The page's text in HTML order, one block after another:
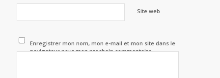
Site web
Enregistrer mon nom, mon e-mail et mon site dans le
navigateur pour mon prochain commentaire.